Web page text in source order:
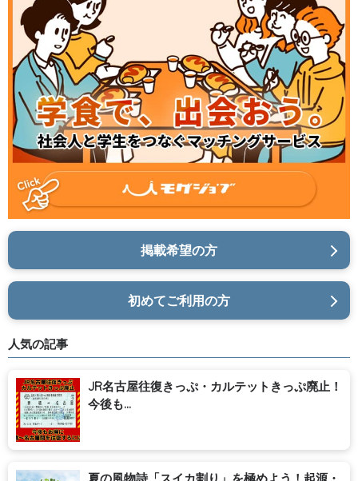
掲載希望の方
初めてご利用の方
人気の記事
JR名古屋往復きっぷ・カルテットきっぷ廃止！
今後も...